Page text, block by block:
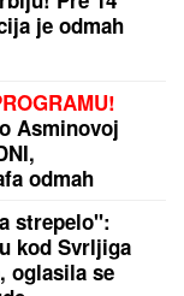
trik sa
za samo jedan
žene
što su
nje: "Samo